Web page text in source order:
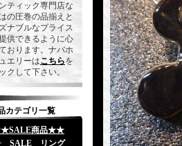
ティック専門店な
の圧巻の品揃えと
ナブルなプライス
供できるように心
おります。ナバホ
エリーはこちらを
クして下さい。
カテゴリ一覧
商品★★
SALE リング